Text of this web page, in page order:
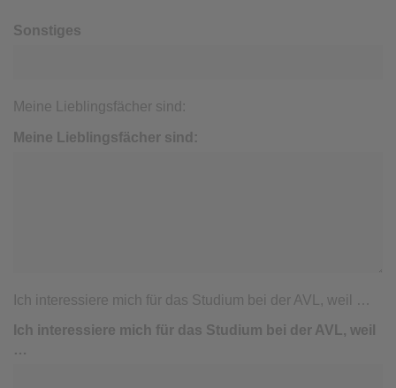
Sonstiges
Meine Lieblingsfächer sind:
Meine Lieblingsfächer sind:
Ich interessiere mich für das Studium bei der AVL, weil …
Ich interessiere mich für das Studium bei der AVL, weil
…